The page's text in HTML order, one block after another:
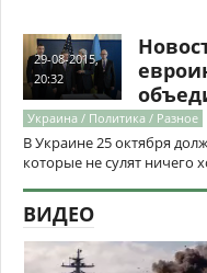
29-08-2015,
20:32
Украина / Политика / Разное
В Украине 25 октября
которые не сулят
ВИДЕО